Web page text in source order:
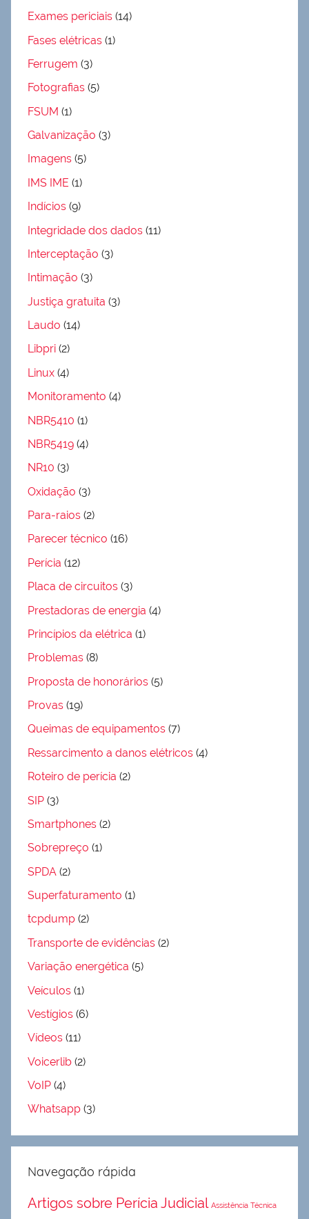
Exames periciais (14)
Fases elétricas (1)
Ferrugem (3)
Fotografias (5)
FSUM (1)
Galvanização (3)
Imagens (5)
IMS IME (1)
Indícios (9)
Integridade dos dados (11)
Interceptação (3)
Intimação (3)
Justiça gratuita (3)
Laudo (14)
Libpri (2)
Linux (4)
Monitoramento (4)
NBR5410 (1)
NBR5419 (4)
NR10 (3)
Oxidação (3)
Para-raios (2)
Parecer técnico (16)
Perícia (12)
Placa de circuitos (3)
Prestadoras de energia (4)
Princípios da elétrica (1)
Problemas (8)
Proposta de honorários (5)
Provas (19)
Queimas de equipamentos (7)
Ressarcimento a danos elétricos (4)
Roteiro de perícia (2)
SIP (3)
Smartphones (2)
Sobrepreço (1)
SPDA (2)
Superfaturamento (1)
tcpdump (2)
Transporte de evidências (2)
Variação energética (5)
Veículos (1)
Vestígios (6)
Vídeos (11)
Voicerlib (2)
VoIP (4)
Whatsapp (3)
Navegação rápida
Artigos sobre Perícia Judicial Assistência Técnica